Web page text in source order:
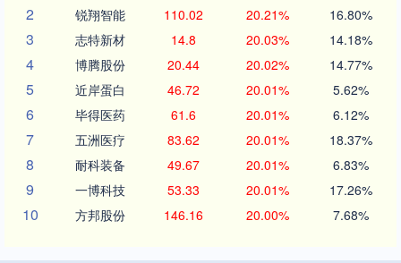
2 锐翔智能 110.02 20.21% 16.80%
3 志特新材 14.8 20.03% 14.18%
4 博腾股份 20.44 20.02% 14.77%
5 近岸蛋白 46.72 20.01% 5.62%
6 毕得医药 61.6 20.01% 6.12%
7 五洲医疗 83.62 20.01% 18.37%
8 耐科装备 49.67 20.01% 6.83%
9 一博科技 53.33 20.01% 17.26%
10 方邦股份 146.16 20.00% 7.68%